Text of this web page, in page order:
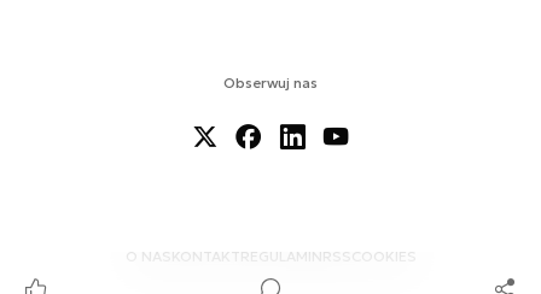
Obserwuj nas
O NAS KONTAKTREGULAMINRSS COOKIES